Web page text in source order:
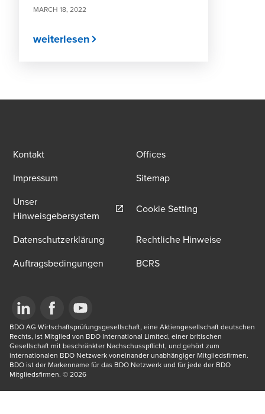
MARCH 18, 2022
weiterlesen
Kontakt
Offices
Impressum
Sitemap
Unser
Hinweisgebersystem Opens in a new window/tab
Cookie Setting
Datenschutzerklärung
Rechtliche Hinweise
Auftragsbedingungen
BCRS
Opens in a new window/tab
Opens in a new window/tab
Opens in a new window/tab
BDO AG Wirtschaftsprüfungsgesellschaft, eine Aktiengesellschaft deutschen
Rechts, ist Mitglied von BDO International Limited, einer britischen
Gesellschaft mit beschränkter Nachschusspflicht, und gehört zum
internationalen BDO Netzwerk voneinander unabhängiger Mitgliedsfirmen.
BDO ist der Markenname für das BDO Netzwerk und für jede der BDO
Mitgliedsfirmen.​ © 2026